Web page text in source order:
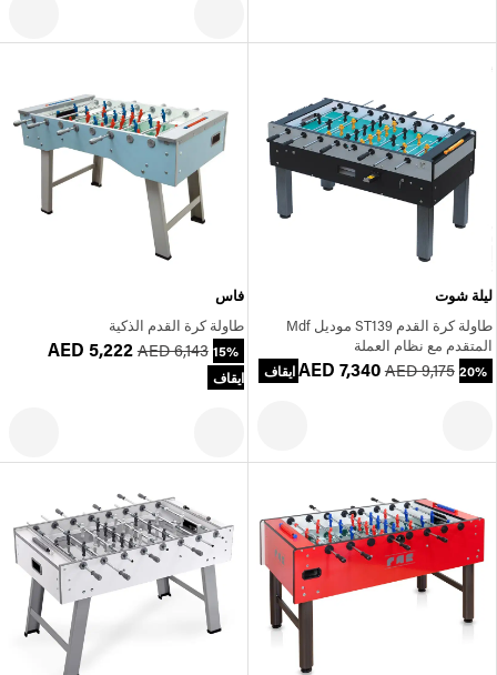
ليلة شوت
طاولة كرة القدم ST139 موديل Mdf
المتقدم مع نظام العملة
AED 7,340 AED 9,175 20% ايقاف
فاس
طاولة كرة القدم الذكية
AED 5,222 AED 6,143 15%
ايقاف